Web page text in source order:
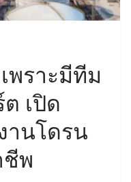
พราะมีทีม
เปิด
านโดรน
พ